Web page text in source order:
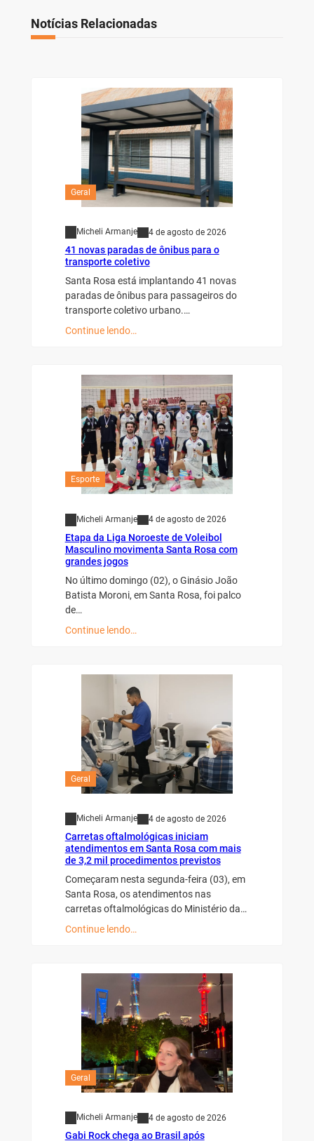
Notícias Relacionadas
Geral
Micheli Armanje 4 de agosto de 2026
41 novas paradas de ônibus para o
transporte coletivo
Santa Rosa está implantando 41 novas
paradas de ônibus para passageiros do
transporte coletivo urbano.…
Continue lendo…
Esporte
Micheli Armanje 4 de agosto de 2026
Etapa da Liga Noroeste de Voleibol
Masculino movimenta Santa Rosa com
grandes jogos
No último domingo (02), o Ginásio João
Batista Moroni, em Santa Rosa, foi palco
de…
Continue lendo…
Geral
Micheli Armanje 4 de agosto de 2026
Carretas oftalmológicas iniciam
atendimentos em Santa Rosa com mais
de 3,2 mil procedimentos previstos
Começaram nesta segunda-feira (03), em
Santa Rosa, os atendimentos nas
carretas oftalmológicas do Ministério da…
Continue lendo…
Geral
Micheli Armanje 4 de agosto de 2026
Gabi Rock chega ao Brasil após